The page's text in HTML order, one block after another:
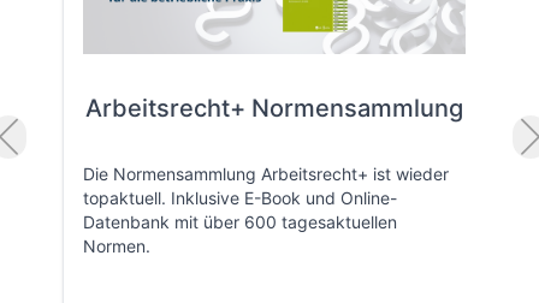
Arbeitsrecht+ Normensammlung
Die Normensammlung Arbeitsrecht+ ist wieder
topaktuell. Inklusive E-Book und Online-
Datenbank mit über 600 tagesaktuellen
Normen.